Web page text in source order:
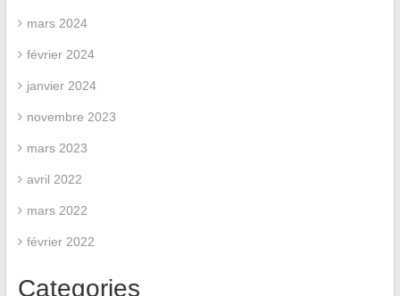
mars 2024
février 2024
janvier 2024
novembre 2023
mars 2023
avril 2022
mars 2022
février 2022
Categories